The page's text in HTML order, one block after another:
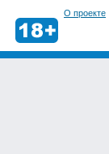
О проекте